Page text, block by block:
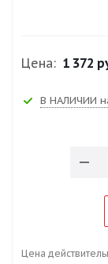
Цена: 1 372
В НАЛИЧИИ
Цена